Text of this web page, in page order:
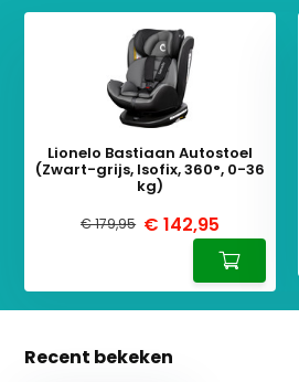
Lionelo Bastiaan Autostoel
(Zwart-grijs, Isofix, 360°, 0-36
kg)
€ 179,95 € 142,95
Recent bekeken